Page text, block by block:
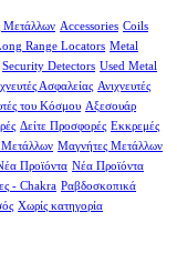
Μετάλλων Accessories Coils
Range Locators Metal
Security Detectors Used Metal
Ασφαλείας Ανιχνευτές
του Κόσμου Αξεσουάρ
Δείτε Προσφορές Εκκρεμές
Μαγνήτες Μετάλλων
Προϊόντα Νέα Προϊόντα
- Chakra Ραβδοσκοπικά
Χωρίς κατηγορία